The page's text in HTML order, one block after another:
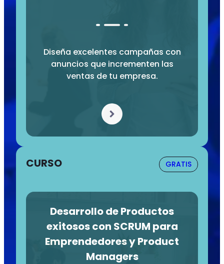
Diseña excelentes campañas con
anuncios que incrementen las
ventas de tu empresa.
CURSO GRATIS
Desarrollo de Productos
exitosos con SCRUM para
Emprendedores y Product
Managers